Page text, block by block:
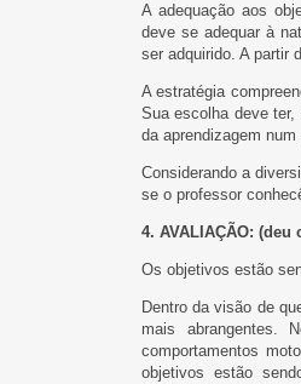
A adequação aos
deve se adequar à
ser adquirido. A partir
A estratégia
Sua escolha deve
da aprendizagem
Considerando a
se o professor
4. AVALIAÇÃO:
Os objetivos estão
Dentro da visão de
mais abrangentes.
comportamentos
objetivos estão